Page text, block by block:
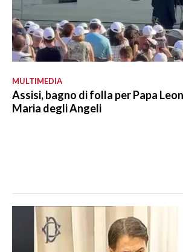
MULTIMEDIA
Assisi, bagno di folla per Papa
Maria degli Angeli